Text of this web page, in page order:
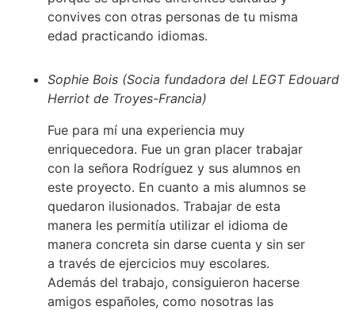
convives con otras personas de tu misma
edad practicando idiomas.
Sophie Bois (Socia fundadora del LEGT Edouard
Herriot de Troyes-Francia)
Fue para mí una experiencia muy
enriquecedora. Fue un gran placer trabajar
con la señora Rodríguez y sus alumnos en
este proyecto. En cuanto a mis alumnos se
quedaron ilusionados. Trabajar de esta
manera les permitía utilizar el idioma de
manera concreta sin darse cuenta y sin ser
a través de ejercicios muy escolares.
Además del trabajo, consiguieron hacerse
amigos españoles, como nosotras las